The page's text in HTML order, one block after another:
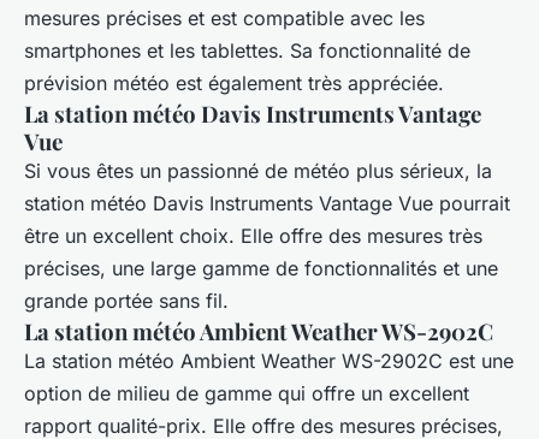
mesures précises et est compatible avec les
smartphones et les tablettes. Sa fonctionnalité de
prévision météo est également très appréciée.
La station météo Davis Instruments Vantage
Vue
Si vous êtes un passionné de météo plus sérieux, la
station météo Davis Instruments Vantage Vue pourrait
être un excellent choix. Elle offre des mesures très
précises, une large gamme de fonctionnalités et une
grande portée sans fil.
La station météo Ambient Weather WS-2902C
La station météo Ambient Weather WS-2902C est une
option de milieu de gamme qui offre un excellent
rapport qualité-prix. Elle offre des mesures précises,